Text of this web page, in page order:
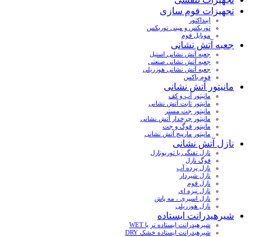
تجهیزات فوم سازی
اینداکتور
توربکس و مینی توربکس
موبایل فوم
جعبه آتش نشانی
جعبه آتش نشانی استیل
جعبه آتش نشانی صنعتی
جعبه آتش نشانی هوزریلی
فوم باکس
مانیتور آتش نشانی
مانیتور آب و کف
مانیتور ثابت آتش نشانی
مانیتور جت مستر
مانیتور چرخدار آتش نشانی
مانیتور فوگ و جت
مانیتور مارپیچ آتش نشانی
نازل آتش نشانی
نازل تفنگی یا توربونازل
فوگ نازل
نازل پرده آب
نازل شیردار
نازل فوم
نازل نیزه ای
نازل اسپری ، مه پاش
نازل هوزریلی
شیرهیدرانت ایستاده
شیرهیدرانت ایستاده تر یا WET
شیرهیدرانت ایستاده خشک DRY